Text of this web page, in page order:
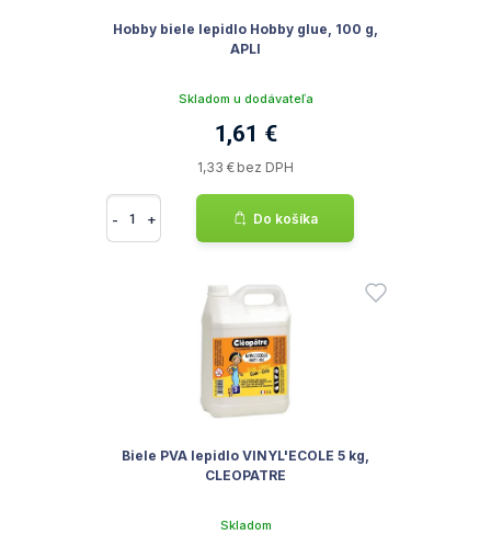
Hobby biele lepidlo Hobby glue, 100 g,
APLI
Skladom u dodávateľa
1,61 €
1,33 € bez DPH
- + Do košíka
Biele PVA lepidlo VINYL'ECOLE 5 kg,
CLEOPATRE
Skladom